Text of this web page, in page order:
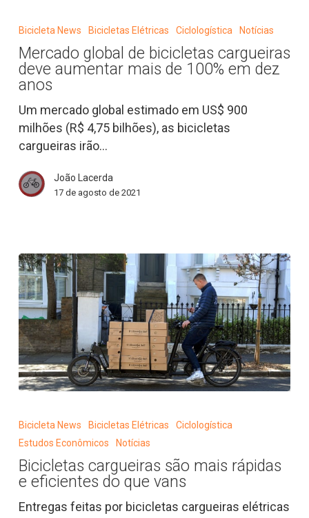
bicicletas
cargueiras
deve
aumentar
mais
de
em
dez
Bicicleta News Bicicletas Elétricas Ciclologística Notícias
Mercado global de bicicletas cargueiras
deve aumentar mais de 100% em dez
anos
Um mercado global estimado em US$ 900
milhões (R$ 4,75 bilhões), as bicicletas
cargueiras irão…
João Lacerda
17 de agosto de 2021
rápidas
e
eficientes
Bicicleta News Bicicletas Elétricas
Ciclologística
Estudos Econômicos
Notícias
Bicicletas cargueiras são mais rápidas
e eficientes do que vans
Entregas feitas por bicicletas cargueiras elétricas